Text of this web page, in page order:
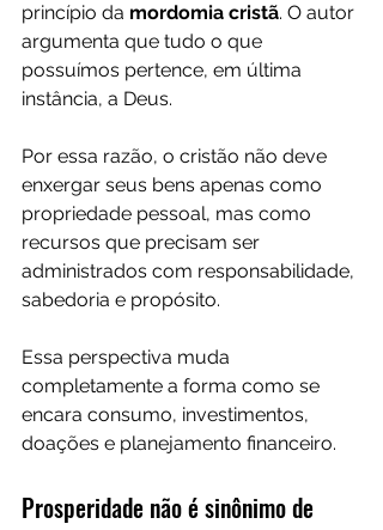
princípio da mordomia cristã. O autor
argumenta que tudo o que
possuímos pertence, em última
instância, a Deus.
Por essa razão, o cristão não deve
enxergar seus bens apenas como
propriedade pessoal, mas como
recursos que precisam ser
administrados com responsabilidade,
sabedoria e propósito.
Essa perspectiva muda
completamente a forma como se
encara consumo, investimentos,
doações e planejamento financeiro.
Prosperidade não é sinônimo de